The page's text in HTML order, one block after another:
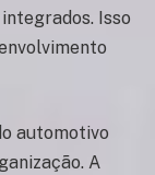
Isso
automotivo
A